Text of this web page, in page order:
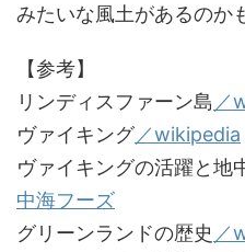
みたいな風土があるのか
【参考】
リンディスファーン島 ／
ヴァイキング／wikipedia
ヴァイキングの活躍と地
中海フーズ
グリーンランドの歴史 ／